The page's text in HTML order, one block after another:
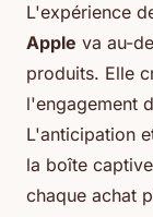
L'expérience
Apple va au-
produits. Elle
l'engagement
L'anticipation
la boîte
chaque achat